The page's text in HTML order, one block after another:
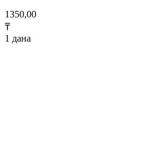
1350,00
₸
1 дана